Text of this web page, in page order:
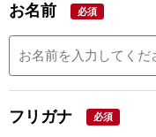
お名前 必須
フリガナ 必須